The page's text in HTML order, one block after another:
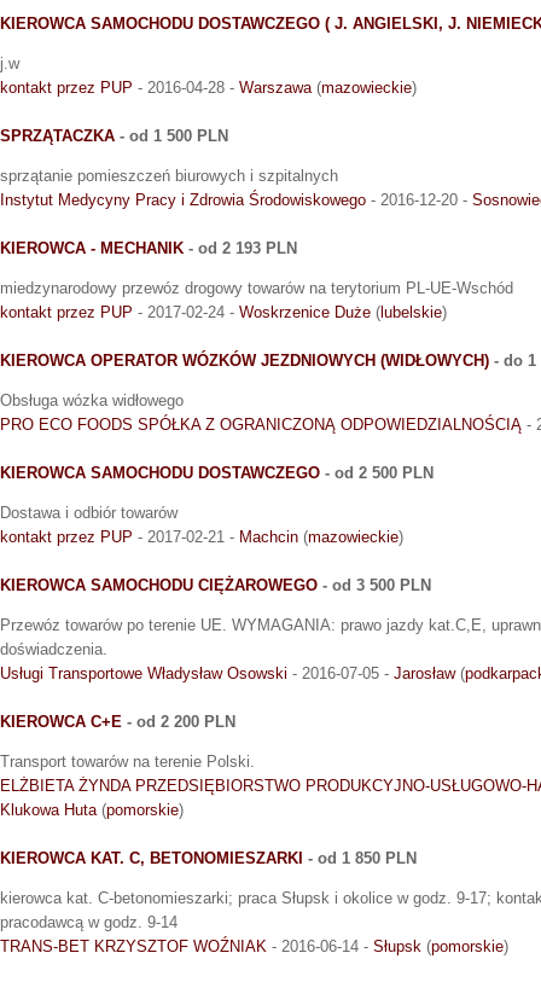
KIEROWCA SAMOCHODU DOSTAWCZEGO ( J. ANGIELSKI, J.
j.w
kontakt przez PUP - 2016-04-28 - Warszawa(mazowieckie)
SPRZĄTACZKA - od 1 500 PLN
sprzątanie pomieszczeń biurowych i szpitalnych
Instytut Medycyny Pracy i Zdrowia Środowiskowego - 2016-12-20 -
KIEROWCA - MECHANIK - od 2 193 PLN
miedzynarodowy przewóz drogowy towarów na terytorium PL-UE-Wschód
kontakt przez PUP - 2017-02-24 - Woskrzenice Duże ( lubelskie)
KIEROWCA OPERATOR WÓZKÓW JEZDNIOWYCH (WIDŁOWYCH) - do 1
Obsługa wózka widłowego
PRO ECO FOODS SPÓŁKA Z OGRANICZONĄ ODPOWIEDZIALNOŚCIĄ -
KIEROWCA SAMOCHODU DOSTAWCZEGO - od 2 500 PLN
Dostawa i odbiór towarów
kontakt przez PUP - 2017-02-21 - Machcin (mazowieckie)
KIEROWCA SAMOCHODU CIĘŻAROWEGO - od 3 500 PLN
Przewóz towarów po terenie UE. WYMAGANIA: prawo jazdy kat.C,E,
doświadczenia.
Usługi Transportowe Władysław Osowski - 2016-07-05 - Jarosław(
KIEROWCA C+E - od 2 200 PLN
Transport towarów na terenie Polski.
ELŻBIETA ŻYNDA PRZEDSIĘBIORSTWO PRODUKCYJNO-USŁUGOWO-
Klukowa Huta(pomorskie)
KIEROWCA KAT. C, BETONOMIESZARKI - od 1 850 PLN
kierowca kat. C-betonomieszarki; praca Słupsk i okolice w godz. 9-17;
pracodawcą w godz. 9-14
TRANS-BET KRZYSZTOF WOŹNIAK - 2016-06-14 - Słupsk (pomorskie)